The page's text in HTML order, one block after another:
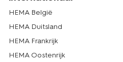
HEMA België
HEMA Duitsland
HEMA Frankrijk
HEMA Oostenrijk